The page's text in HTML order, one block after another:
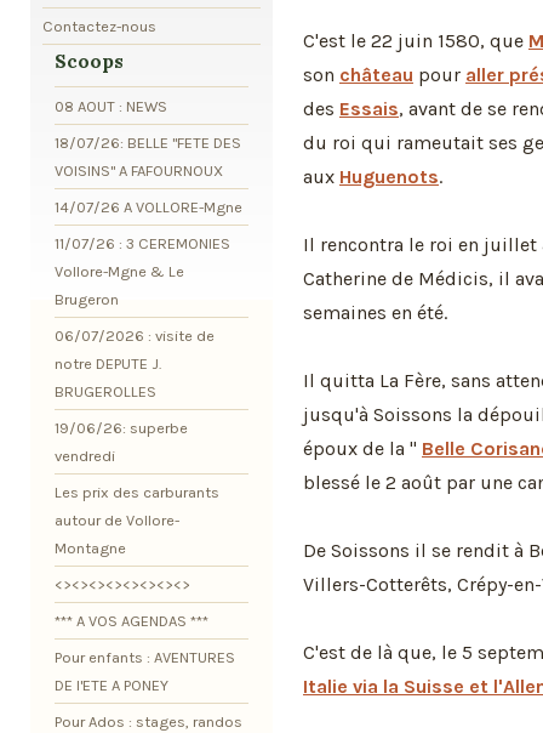
C'est le 22 juin 1580, que
son château pour aller
des Essais, avant de se
du roi qui rameutait ses
aux Huguenots.
Il rencontra le roi en
Catherine de Médicis, il
semaines en été.
Il quitta La Fère, sans
jusqu'à Soissons la
époux de la " Belle
blessé le 2 août par une
De Soissons il se rendit à
Villers-Cotterêts, Crépy-
C'est de là que, le 5
Italie via la Suisse et
Contactez-nous
Scoops
08 AOUT : NEWS
18/07/26: BELLE "FETE DES
VOISINS" A FAFOURNOUX
14/07/26 A VOLLORE-Mgne
11/07/26 : 3 CEREMONIES
Vollore-Mgne & Le
Brugeron
06/07/2026 : visite de
notre DEPUTE J.
BRUGEROLLES
19/06/26: superbe
vendredi
Les prix des carburants
autour de Vollore-
Montagne
<><><><><><><><>
*** A VOS AGENDAS ***
Pour enfants : AVENTURES
DE l'ETE A PONEY
Pour Ados : stages, randos